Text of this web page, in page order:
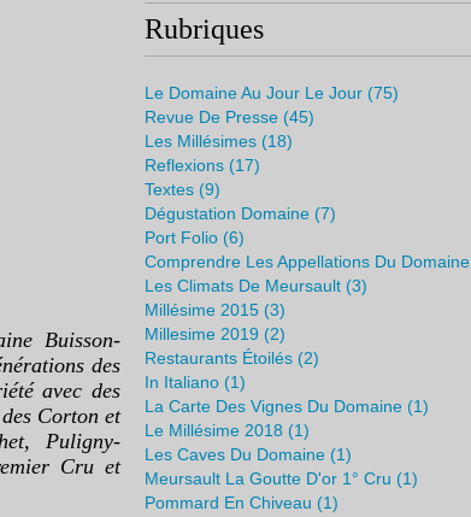
Buisson-
des
avec des
Corton et
Puligny-
Cru et
Rubriques
Le Domaine Au Jour Le Jour (75)
Revue De Presse (45)
Les Millésimes (18)
Reflexions (17)
Textes (9)
Dégustation Domaine (7)
Port Folio (6)
Comprendre Les Appellations Du Domaine
Les Climats De Meursault (3)
Millésime 2015 (3)
Millesime 2019 (2)
Restaurants Étoilés (2)
In Italiano (1)
La Carte Des Vignes Du Domaine (1)
Le Millésime 2018 (1)
Les Caves Du Domaine (1)
Meursault La Goutte D'or 1° Cru (1)
Pommard En Chiveau (1)